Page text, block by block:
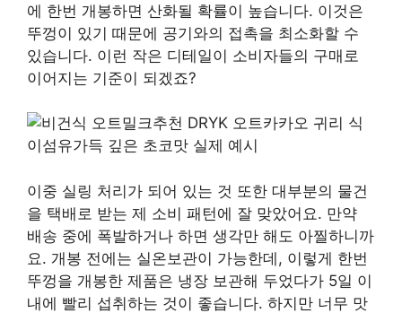
에 한번 개봉하면 산화될 확률이 높습니다. 이것은
뚜껑이 있기 때문에 공기와의 접촉을 최소화할 수
있습니다. 이런 작은 디테일이 소비자들의 구매로
이어지는 기준이 되겠죠?
이중 실링 처리가 되어 있는 것 또한 대부분의 물건
을 택배로 받는 제 소비 패턴에 잘 맞았어요. 만약
배송 중에 폭발하거나 하면 생각만 해도 아찔하니까
요. 개봉 전에는 실온보관이 가능한데, 이렇게 한번
뚜껑을 개봉한 제품은 냉장 보관해 두었다가 5일 이
내에 빨리 섭취하는 것이 좋습니다. 하지만 너무 맛